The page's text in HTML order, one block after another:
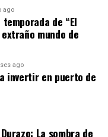
4%, apoyadas
como el
aumento ha sido
del país.
ha
ago
de “El
mundo de
ago
invertir en puerto de
La sombra de